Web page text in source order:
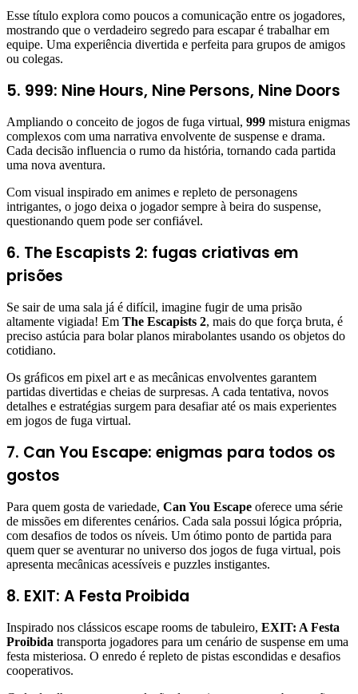
Esse título explora como poucos a comunicação entre os jogadores,
mostrando que o verdadeiro segredo para escapar é trabalhar em
equipe. Uma experiência divertida e perfeita para grupos de amigos
ou colegas.
5. 999: Nine Hours, Nine Persons, Nine Doors
Ampliando o conceito de jogos de fuga virtual, 999 mistura enigmas
complexos com uma narrativa envolvente de suspense e drama.
Cada decisão influencia o rumo da história, tornando cada partida
uma nova aventura.
Com visual inspirado em animes e repleto de personagens
intrigantes, o jogo deixa o jogador sempre à beira do suspense,
questionando quem pode ser confiável.
6. The Escapists 2: fugas criativas em
prisões
Se sair de uma sala já é difícil, imagine fugir de uma prisão
altamente vigiada! Em The Escapists 2, mais do que força bruta, é
preciso astúcia para bolar planos mirabolantes usando os objetos do
cotidiano.
Os gráficos em pixel art e as mecânicas envolventes garantem
partidas divertidas e cheias de surpresas. A cada tentativa, novos
detalhes e estratégias surgem para desafiar até os mais experientes
em jogos de fuga virtual.
7. Can You Escape: enigmas para todos os
gostos
Para quem gosta de variedade, Can You Escape oferece uma série
de missões em diferentes cenários. Cada sala possui lógica própria,
com desafios de todos os níveis. Um ótimo ponto de partida para
quem quer se aventurar no universo dos jogos de fuga virtual, pois
apresenta mecânicas acessíveis e puzzles instigantes.
8. EXIT: A Festa Proibida
Inspirado nos clássicos escape rooms de tabuleiro, EXIT: A Festa
Proibida transporta jogadores para um cenário de suspense em uma
festa misteriosa. O enredo é repleto de pistas escondidas e desafios
cooperativos.